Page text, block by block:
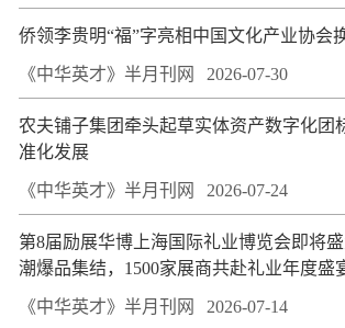
侨领李贵明“福”字亮相中国文化产业协会
《中华英才》半月刊网 2026-07-30
农夫铺子集团牵头起草实体资产数字化团
准化发展
《中华英才》半月刊网 2026-07-24
第8届励展华博上海国际礼业博览会即将
潮爆品集结，1500家展商共赴礼业年度盛
《中华英才》半月刊网 2026-07-14